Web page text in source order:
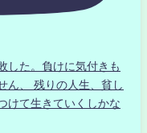
した。負けに気付きも
ん、 残りの人生、貧し
けて生きていくしかな